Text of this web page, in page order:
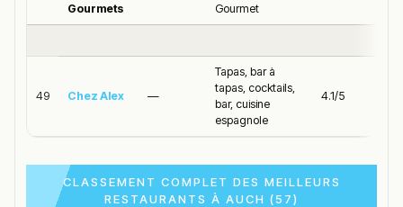
Gourmets
Gourmet
49 Chez Alex —
Tapas, bar à
tapas, cocktails,
bar, cuisine
espagnole
4.1/5
CLASSEMENT COMPLET DES MEILLEURS
RESTAURANTS À AUCH (57)